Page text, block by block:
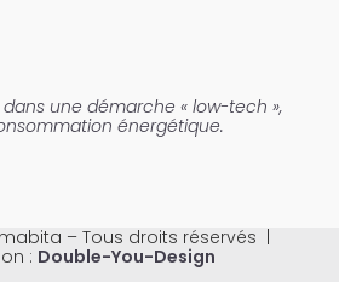
une démarche « low-tech »,
énergétique.
– Tous droits réservés |
: Double-You-Design